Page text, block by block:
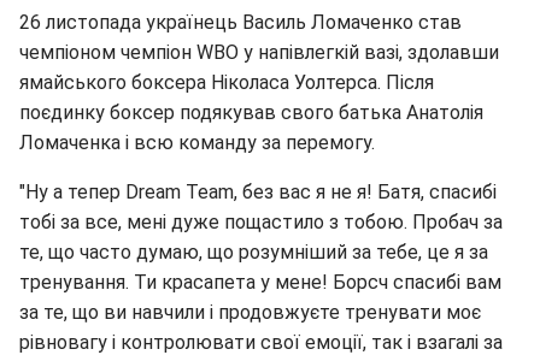
26 листопада українець Василь Ломаченко став
чемпіоном чемпіон WBO у напівлегкій вазі, здолавши
ямайського боксера Ніколаса Уолтерса. Після
поєдинку боксер подякував свого батька Анатолія
Ломаченка і всю команду за перемогу.
"Ну а тепер Dream Team, без вас я не я! Батя, спасибі
тобі за все, мені дуже пощастило з тобою. Пробач за
те, що часто думаю, що розумніший за тебе, це я за
тренування. Ти красапета у мене! Борсч спасибі вам
за те, що ви навчили і продовжуєте тренувати моє
рівновагу і контролювати свої емоції, так і взагалі за